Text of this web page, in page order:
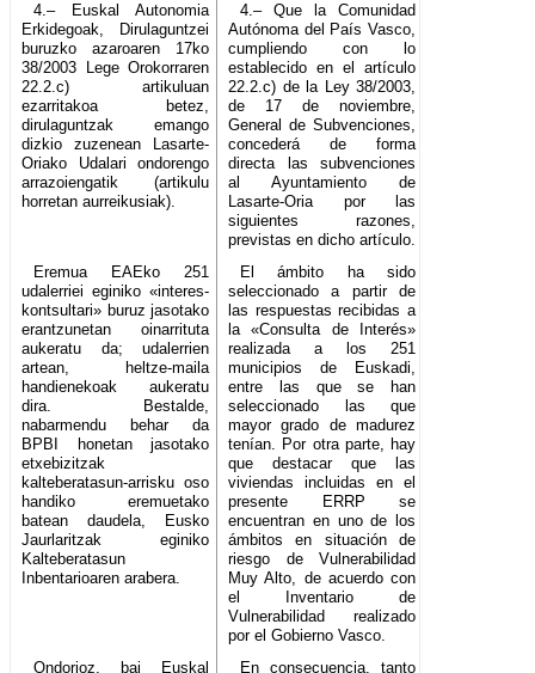
4.– Euskal Autonomia
Erkidegoak, Dirulaguntzei
buruzko azaroaren 17ko
38/2003 Lege Orokorraren
22.2.c) artikuluan
ezarritakoa betez,
dirulaguntzak emango
dizkio zuzenean Lasarte-
Oriako Udalari ondorengo
arrazoiengatik (artikulu
horretan aurreikusiak).
4.– Que la Comunidad
Autónoma del País Vasco,
cumpliendo con lo
establecido en el artículo
22.2.c) de la Ley 38/2003,
de 17 de noviembre,
General de Subvenciones,
concederá de forma
directa las subvenciones
al Ayuntamiento de
Lasarte-Oria por las
siguientes razones,
previstas en dicho artículo.
Eremua EAEko 251
udalerriei eginiko «interes-
kontsultari» buruz jasotako
erantzunetan oinarrituta
aukeratu da; udalerrien
artean, heltze-maila
handienekoak aukeratu
dira. Bestalde,
nabarmendu behar da
BPBI honetan jasotako
etxebizitzak
kalteberatasun-arrisku oso
handiko eremuetako
batean daudela, Eusko
Jaurlaritzak eginiko
Kalteberatasun
Inbentarioaren arabera.
El ámbito ha sido
seleccionado a partir de
las respuestas recibidas a
la «Consulta de Interés»
realizada a los 251
municipios de Euskadi,
entre las que se han
seleccionado las que
mayor grado de madurez
tenían. Por otra parte, hay
que destacar que las
viviendas incluidas en el
presente ERRP se
encuentran en uno de los
ámbitos en situación de
riesgo de Vulnerabilidad
Muy Alto, de acuerdo con
el Inventario de
Vulnerabilidad realizado
por el Gobierno Vasco.
Ondorioz, bai Euskal
En consecuencia, tanto